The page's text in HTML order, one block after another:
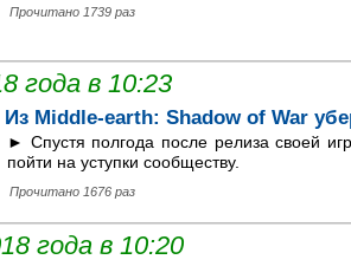
Прочитано 1739 раз
года в 10:23
Из Middle-earth: Shadow of War
► Спустя полгода после релиза своей
пойти на уступки сообществу.
Прочитано 1676 раз
года в 10:20